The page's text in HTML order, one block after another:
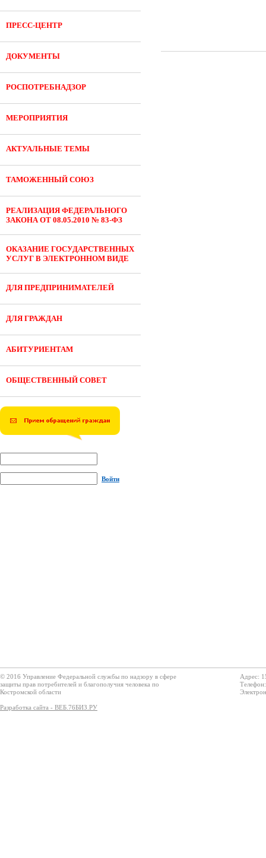
ПРЕСС-ЦЕНТР
ДОКУМЕНТЫ
РОСПОТРЕБНАДЗОР
МЕРОПРИЯТИЯ
АКТУАЛЬНЫЕ ТЕМЫ
ТАМОЖЕННЫЙ СОЮЗ
РЕАЛИЗАЦИЯ ФЕДЕРАЛЬНОГО
ЗАКОНА ОТ 08.05.2010 № 83-ФЗ
ОКАЗАНИЕ ГОСУДАРСТВЕННЫХ
УСЛУГ В ЭЛЕКТРОННОМ ВИДЕ
ДЛЯ ПРЕДПРИНИМАТЕЛЕЙ
ДЛЯ ГРАЖДАН
АБИТУРИЕНТАМ
ОБЩЕСТВЕННЫЙ СОВЕТ
Войти
© 2016 Управление Федеральной службы по надзору в сфере
защиты прав потребителей и благополучия человека по
Костромской области
Разработка сайта - ВЕБ.76БИЗ.РУ
Адрес: